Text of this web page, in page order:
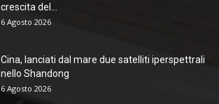
crescita del...
6 Agosto 2026
Cina, lanciati dal mare due satelliti iperspettrali
nello Shandong
6 Agosto 2026